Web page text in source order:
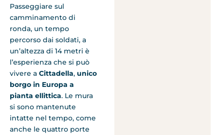
Passeggiare sul
camminamento di
ronda, un tempo
percorso dai soldati, a
un’altezza di 14 metri è
l’esperienza che si può
vivere a Cittadella, unico
borgo in Europa a
pianta ellittica. Le mura
si sono mantenute
intatte nel tempo, come
anche le quattro porte